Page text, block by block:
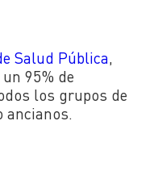
Salud Pública,
95% de
los grupos de
ancianos.